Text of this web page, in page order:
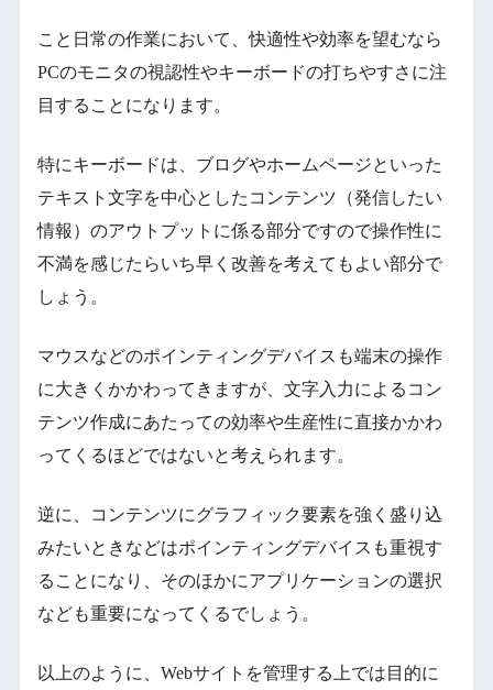
こと日常の作業において、快適性や効率を望むなら
PCのモニタの視認性やキーボードの打ちやすさに注
目することになります。
特にキーボードは、ブログやホームページといった
テキスト文字を中心としたコンテンツ（発信したい
情報）のアウトプットに係る部分ですので操作性に
不満を感じたらいち早く改善を考えてもよい部分で
しょう。
マウスなどのポインティングデバイスも端末の操作
に大きくかかわってきますが、文字入力によるコン
テンツ作成にあたっての効率や生産性に直接かかわ
ってくるほどではないと考えられます。
逆に、コンテンツにグラフィック要素を強く盛り込
みたいときなどはポインティングデバイスも重視す
ることになり、そのほかにアプリケーションの選択
なども重要になってくるでしょう。
以上のように、Webサイトを管理する上では目的に